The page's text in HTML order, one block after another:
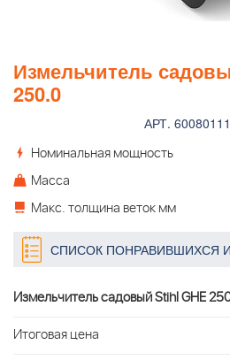
Измельчитель
250.0
АРТ.
Номинальная мощность
Масса
Макс. толщина веток мм
СПИСОК ПОНРАВИВШИХСЯ
Измельчитель садовый Stihl GHE
Итоговая цена